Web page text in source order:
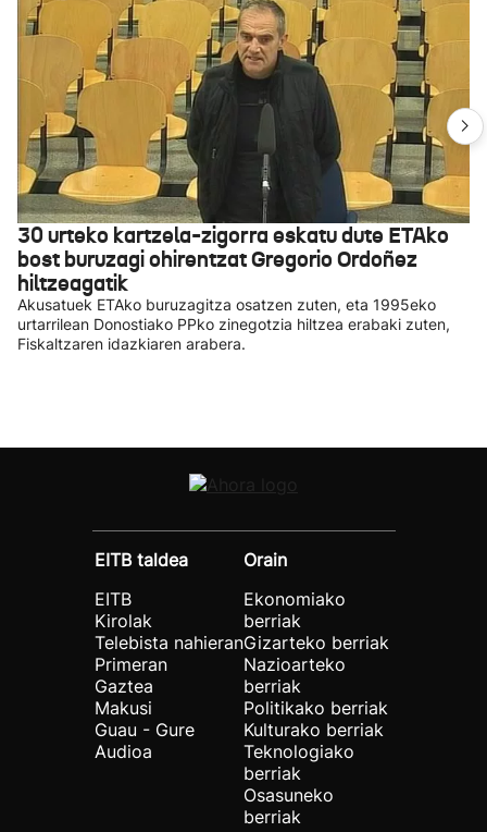
30 urteko kartzela-zigorra eskatu dute ETAko
bost buruzagi ohirentzat Gregorio Ordoñez
hiltzeagatik
Akusatuek ETAko buruzagitza osatzen zuten, eta 1995eko
urtarrilean Donostiako PPko zinegotzia hiltzea erabaki zuten,
Fiskaltzaren idazkiaren arabera.
EITB taldea
EITB
Kirolak
Telebista nahieran
Primeran
Gaztea
Makusi
Guau - Gure
Audioa
Orain
Ekonomiako
berriak
Gizarteko berriak
Nazioarteko
berriak
Politikako berriak
Kulturako berriak
Teknologiako
berriak
Osasuneko
berriak